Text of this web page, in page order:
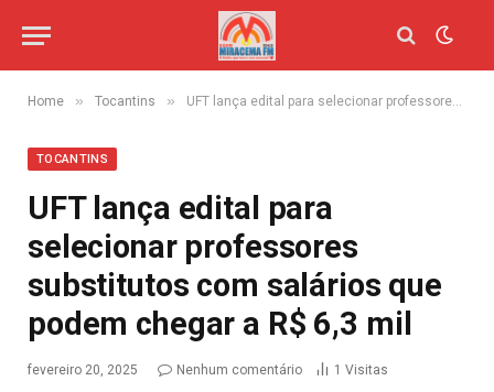
Home » Tocantins » UFT lança edital para selecionar professores substitutos com salários que podem chegar a R$ 6,3 mil
TOCANTINS
UFT lança edital para
selecionar professores
substitutos com salários que
podem chegar a R$ 6,3 mil
fevereiro 20, 2025 Nenhum comentário 1 Visitas